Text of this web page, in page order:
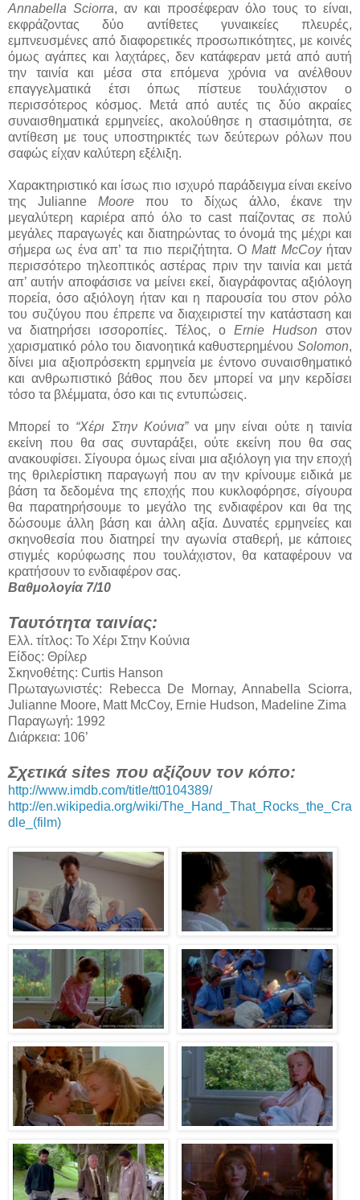
Annabella Sciorra, αν και προσέφεραν όλο τους το είναι,
εκφράζοντας δύο αντίθετες γυναικείες πλευρές,
εμπνευσμένες από διαφορετικές προσωπικότητες, με κοινές
όμως αγάπες και λαχτάρες, δεν κατάφεραν μετά από αυτή
την ταινία και μέσα στα επόμενα χρόνια να ανέλθουν
επαγγελματικά έτσι όπως πίστευε τουλάχιστον ο
περισσότερος κόσμος. Μετά από αυτές τις δύο ακραίες
συναισθηματικά ερμηνείες, ακολούθησε η στασιμότητα, σε
αντίθεση με τους υποστηρικτές των δεύτερων ρόλων που
σαφώς είχαν καλύτερη εξέλιξη.
Χαρακτηριστικό και ίσως πιο ισχυρό παράδειγμα είναι εκείνο
της JulianneMoore που το δίχως άλλο, έκανε την
μεγαλύτερη καριέρα από όλο το cast παίζοντας σε πολύ
μεγάλες παραγωγές και διατηρώντας το όνομά της μέχρι και
σήμερα ως ένα απ’ τα πιο περιζήτητα. ΟMatt McCoyήταν
περισσότερο τηλεοπτικός αστέρας πριν την ταινία και μετά
απ’ αυτήν αποφάσισε να μείνει εκεί, διαγράφοντας αξιόλογη
πορεία, όσο αξιόλογη ήταν και η παρουσία του στον ρόλο
του συζύγου που έπρεπε να διαχειριστεί την κατάσταση και
να διατηρήσει ισσοροπίες. Τέλος, ο Ernie Hudson στον
χαρισματικό ρόλο του διανοητικά καθυστερημένου Solomon,
δίνει μια αξιοπρόσεκτη ερμηνεία με έντονο συναισθηματικό
και ανθρωπιστικό βάθος που δεν μπορεί να μην κερδίσει
τόσο τα βλέμματα, όσο και τις εντυπώσεις.
Μπορεί το “Χέρι Στην Κούνια”να μην είναι ούτε η ταινία
εκείνη που θα σας συνταράξει, ούτε εκείνη που θα σας
ανακουφίσει. Σίγουρα όμως είναι μια αξιόλογη για την εποχή
της θριλερίστικη παραγωγή που αν την κρίνουμε ειδικά με
βάση τα δεδομένα της εποχής που κυκλοφόρησε, σίγουρα
θα παρατηρήσουμε το μεγάλο της ενδιαφέρον και θα της
δώσουμε άλλη βάση και άλλη αξία. Δυνατές ερμηνείες και
σκηνοθεσία που διατηρεί την αγωνία σταθερή, με κάποιες
στιγμές κορύφωσης που τουλάχιστον, θα καταφέρουν να
κρατήσουν το ενδιαφέρον σας.
Βαθμολογία 7/10
Ταυτότητα ταινίας:
Ελλ. τίτλος: Το Χέρι Στην Κούνια
Είδος: Θρίλερ
Σκηνοθέτης: Curtis Hanson
Πρωταγωνιστές: Rebecca De Mornay, Annabella Sciorra,
Julianne Moore, Matt McCoy, Ernie Hudson, Madeline Zima
Παραγωγή: 1992
Διάρκεια: 106’
Σχετικά sites που αξίζουν τον κόπο:
http://www.imdb.com/title/tt0104389/
http://en.wikipedia.org/wiki/The_Hand_That_Rocks_the_Cra
dle_(film)